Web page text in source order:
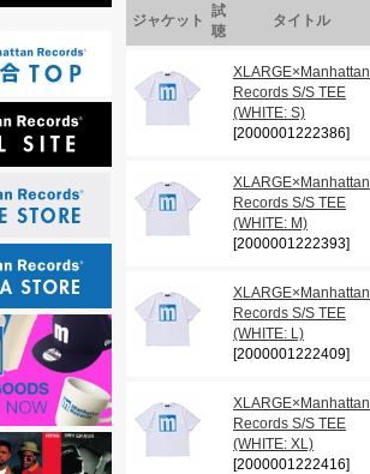
ジャケット
試
聴
タイトル
XLARGE×Manhattan
Records S/S TEE
(WHITE: S)
[2000001222386]
XLARGE×Manhattan
Records S/S TEE
(WHITE: M)
[2000001222393]
XLARGE×Manhattan
Records S/S TEE
(WHITE: L)
[2000001222409]
XLARGE×Manhattan
Records S/S TEE
(WHITE: XL)
[2000001222416]